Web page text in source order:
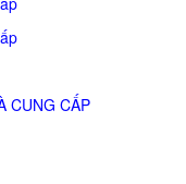
CUNG CẤP